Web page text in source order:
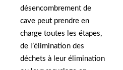
désencombrement de
cave peut prendre en
charge toutes les étapes,
de l’élimination des
déchets à leur élimination